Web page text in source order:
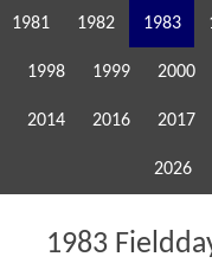
1981 1982 1983
1998 1999 2000
2014 2016 2017
2026
1983